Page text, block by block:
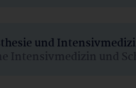
und
Intensivmedizin und